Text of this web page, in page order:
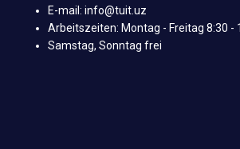
E-mail: info@tuit.uz
Arbeitszeiten: Montag - Freitag 8:30 -
Samstag, Sonntag frei